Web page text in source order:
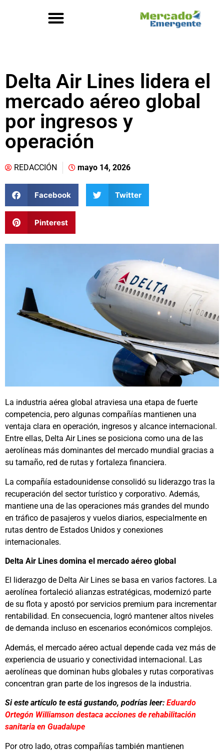
Delta Air Lines lidera el
mercado aéreo global
por ingresos y
operación
REDACCIÓN mayo 14, 2026
Facebook Twitter
Pinterest
La industria aérea global atraviesa una etapa de fuerte
competencia, pero algunas compañías mantienen una
ventaja clara en operación, ingresos y alcance internacional.
Entre ellas, Delta Air Lines se posiciona como una de las
aerolíneas más dominantes del mercado mundial gracias a
su tamaño, red de rutas y fortaleza financiera.
La compañía estadounidense consolidó su liderazgo tras la
recuperación del sector turístico y corporativo. Además,
mantiene una de las operaciones más grandes del mundo
en tráfico de pasajeros y vuelos diarios, especialmente en
rutas dentro de Estados Unidos y conexiones
internacionales.
Delta Air Lines domina el mercado aéreo global
El liderazgo de Delta Air Lines se basa en varios factores. La
aerolínea fortaleció alianzas estratégicas, modernizó parte
de su flota y apostó por servicios premium para incrementar
rentabilidad. En consecuencia, logró mantener altos niveles
de demanda incluso en escenarios económicos complejos.
Además, el mercado aéreo actual depende cada vez más de
experiencia de usuario y conectividad internacional. Las
aerolíneas que dominan hubs globales y rutas corporativas
concentran gran parte de los ingresos de la industria.
Si este artículo te está gustando, podrías leer: Eduardo
Ortegón Williamson destaca acciones de rehabilitación
sanitaria en Guadalupe
Por otro lado, otras compañías también mantienen